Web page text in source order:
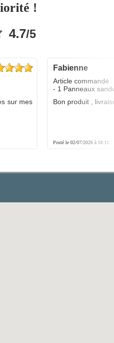
!
4.7/5
sur mes
fabienne
Posté le 02/07/2026 à 18:11
Article commandé :
- 1 Panneaux
Bon produit ,